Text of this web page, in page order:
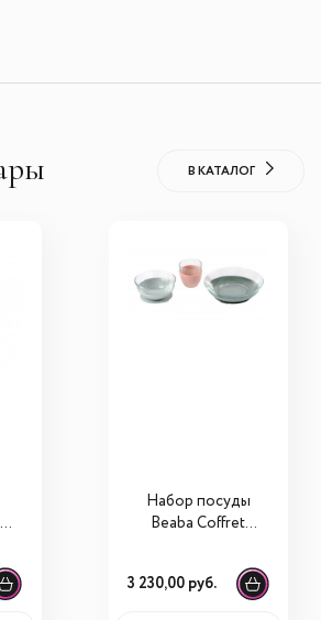
В КАТАЛОГ
Набор посуды
Beaba Coffret
стеклянный (2
тарелки, чашка)
3 230,00 руб.